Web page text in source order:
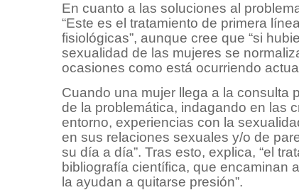
En cuanto a las soluciones al
“Este es el tratamiento de primera
fisiológicas”, aunque cree que “si
sexualidad de las mujeres se
ocasiones como está ocurriendo
Cuando una mujer llega a la consulta
de la problemática, indagando en las
entorno, experiencias con la
en sus relaciones sexuales y/o de
su día a día”. Tras esto, explica, “el
bibliografía científica, que encaminan
la ayudan a quitarse presión”.